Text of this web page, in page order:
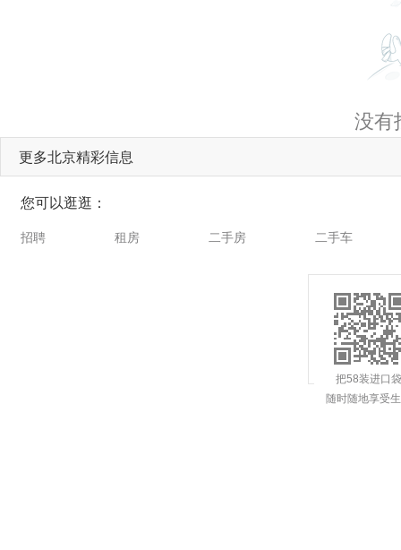
没有
更多北京精彩信息
您可以逛逛：
招聘 租房 二手房 二手车
把58装进口袋
随时随地享受